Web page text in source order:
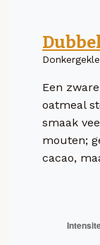
Een
oatmeal
smaak
mouten;
cacao,